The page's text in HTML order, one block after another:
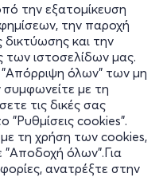
την εξατομίκευση
την παροχή
δικτύωσης και την
των ιστοσελίδων μας.
"Απόρριψη όλων" των μη
με τη
τις δικές σας
"Ρυθμίσεις cookies".
τη χρήση των cookies,
"Αποδοχή όλων".Για
ανατρέξτε στην